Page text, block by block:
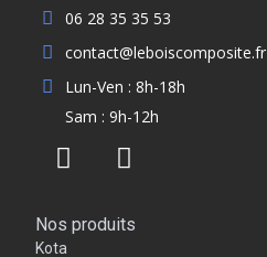
06 28 35 35 53
contact@leboiscomposite.fr
Lun-Ven : 8h-18h
Sam : 9h-12h
Nos produits
Kota